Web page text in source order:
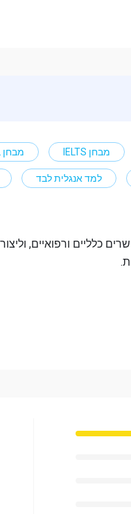
מבחן IELTS מבחן TOEFL
למד אנגלית לבד
כלליים ורפואיים,